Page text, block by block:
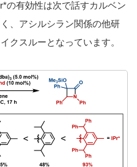
の有効性は次で話すカルベン
、アシルシラン関係の他研
クスルーとなっています。